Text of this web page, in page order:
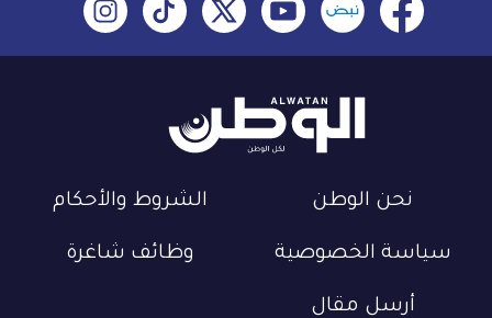
نحن الوطن الشروط والأحكام
سياسة الخصوصية وظائف شاغرة
أرسل مقال